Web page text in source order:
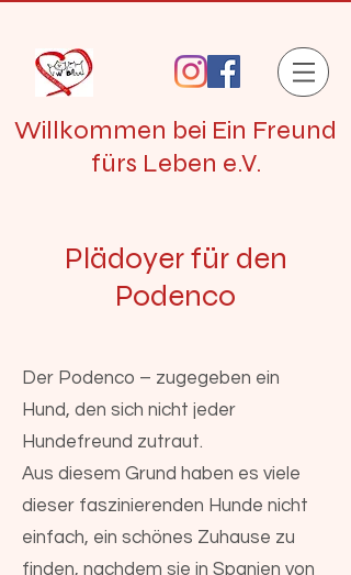
Willkommen bei Ein Freund
fürs Leben e.V.
Plädoyer für den
Podenco
Der Podenco – zugegeben ein
Hund, den sich nicht jeder
Hundefreund zutraut.
Aus diesem Grund haben es viele
dieser faszinierenden Hunde nicht
einfach, ein schönes Zuhause zu
finden, nachdem sie in Spanien von